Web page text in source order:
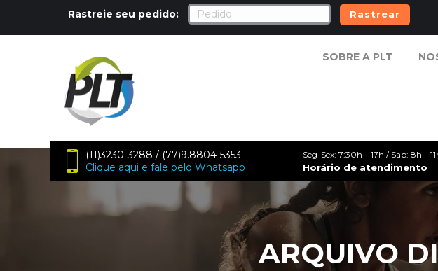
Rastreie seu pedido: Rastrear
SOBRE A PLT
(11)3230-3288 / (77)9.8804-5353
Clique aqui e fale pelo Whatsapp
Seg-Sex: 7:30h – 17h / Sab: 8h –
Horário de atendimento
ARQUIVO
SOBRE A PLT